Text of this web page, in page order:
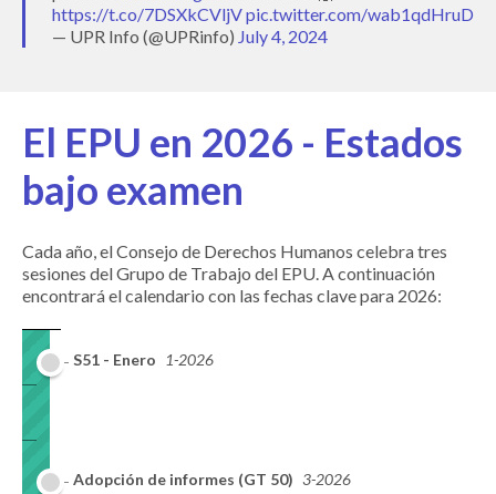
https://t.co/7DSXkCVljVpic.twitter.com/wab1qdHruD
— UPR Info (@UPRinfo) July 4, 2024
El EPU en 2026 - Estados
bajo examen
Cada año, el Consejo de Derechos Humanos celebra tres
sesiones del Grupo de Trabajo del EPU. A continuación
encontrará el calendario con las fechas clave para 2026:
S51 - Enero 1-2026
Adopción de informes (GT 50) 3-2026